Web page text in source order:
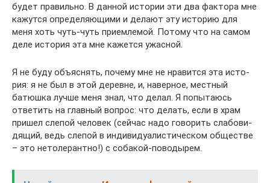
будет пра­вильно. В данной исто­рии эти два фак­тора мне
кажутся опре­де­ля­ю­щими и делают эту исто­рию для
меня хоть чуть-чуть при­ем­ле­мой. Потому что на самом
деле исто­рия эта мне кажется ужас­ной.
Я не буду объ­яс­нять, почему мне не нра­вится эта исто­
рия: я не был в этой деревне, и, навер­ное, мест­ный
батюшка лучше меня знал, что делал. Я попы­та­юсь
отве­тить на глав­ный вопрос: что делать, если в храм
пришел слепой чело­век (сейчас надо гово­рить сла­бо­ви­
дя­щий, ведь слепой в инди­ви­ду­а­ли­сти­че­ском обще­стве
– это нето­ле­рантно!) с соба­кой-пово­ды­рем.